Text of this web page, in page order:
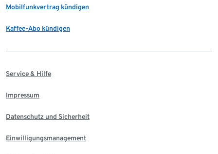
Mobilfunkvertrag kündigen
Kaffee-Abo kündigen
Service & Hilfe
Impressum
Datenschutz und Sicherheit
Einwilligungsmanagement